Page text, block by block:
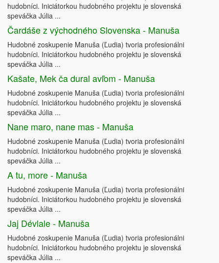
hudobníci. Iniciátorkou hudobného projektu je slovenská
speváčka Júlia ...
Čardáše z východného Slovenska - Manuša
Hudobné zoskupenie Manuša (Ľudia) tvoria profesionálni
hudobníci. Iniciátorkou hudobného projektu je slovenská
speváčka Júlia ...
Kašate, Mek ča dural avľom - Manuša
Hudobné zoskupenie Manuša (Ľudia) tvoria profesionálni
hudobníci. Iniciátorkou hudobného projektu je slovenská
speváčka Júlia ...
Nane maro, nane mas - Manuša
Hudobné zoskupenie Manuša (Ľudia) tvoria profesionálni
hudobníci. Iniciátorkou hudobného projektu je slovenská
speváčka Júlia ...
A tu, more - Manuša
Hudobné zoskupenie Manuša (Ľudia) tvoria profesionálni
hudobníci. Iniciátorkou hudobného projektu je slovenská
speváčka Júlia ...
Jaj Dévlale - Manuša
Hudobné zoskupenie Manuša (Ľudia) tvoria profesionálni
hudobníci. Iniciátorkou hudobného projektu je slovenská
speváčka Júlia ...